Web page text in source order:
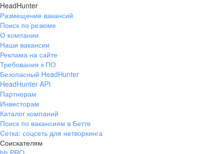
HeadHunter
Размещение вакансий
Поиск по резюме
О компании
Наши вакансии
Реклама на сайте
Требования к ПО
Безопасный HeadHunter
HeadHunter API
Партнерам
Инвесторам
Каталог компаний
Поиск по вакансиям в Бетте
Сетка: соцсеть для нетворкинга
Соискателям